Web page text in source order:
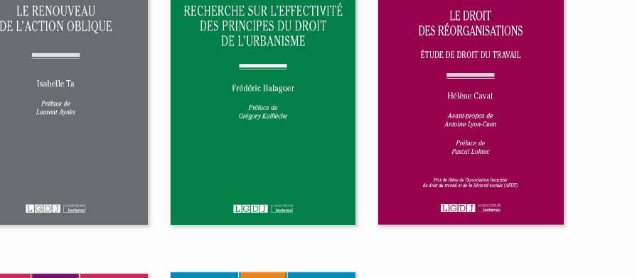
confrontés
dommage corporel
La contribution de la
Commission africaine
des droits de l’homme
et des peuples à la
protection des droits
Alice Maryvonne Yoro-Dadié
Les sanctions en droit
des sociétés
Louis-Marie Savatier